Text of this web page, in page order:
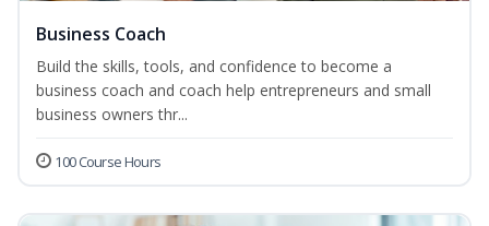
Business Coach
Build the skills, tools, and confidence to become a
business coach and coach help entrepreneurs and small
business owners thr...
100 Course Hours